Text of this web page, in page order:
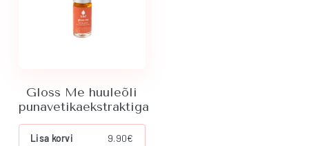
Gloss Me huuleõli
punavetikaekstraktiga
Lisa korvi 9.90€